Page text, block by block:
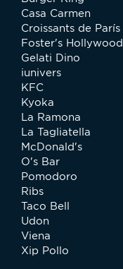
Casa Carmen
Croissants de París
Foster's Hollywood
Gelati Dino
iunivers
KFC
Kyoka
La Ramona
La Tagliatella
McDonald's
O's Bar
Pomodoro
Ribs
Taco Bell
Udon
Viena
Xip Pollo